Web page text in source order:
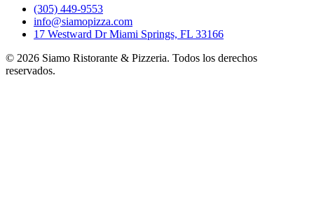
(305) 449-9553
info@siamopizza.com
17 Westward Dr Miami Springs, FL 33166
© 2026 Siamo Ristorante & Pizzeria. Todos los derechos
reservados.